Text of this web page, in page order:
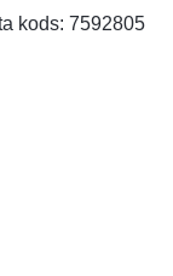
kods:7592805